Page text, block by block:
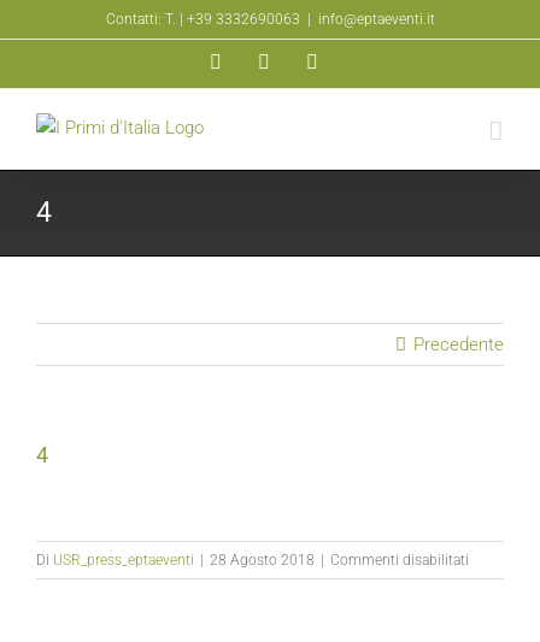
al
Contatti: T. | +39 3332690063 info@eptaeventi.it
FacebookYouTube
4
Precedente
4
Di USR_press_eptaeventi 28 Agosto 2018 Commenti disabilitati
4